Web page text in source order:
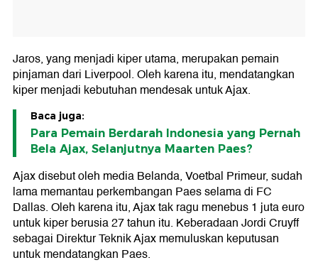
Jaros, yang menjadi kiper utama, merupakan pemain
pinjaman dari Liverpool. Oleh karena itu, mendatangkan
kiper menjadi kebutuhan mendesak untuk Ajax.
Baca juga:
Para Pemain Berdarah Indonesia yang Pernah
Bela Ajax, Selanjutnya Maarten Paes?
Ajax disebut oleh media Belanda, Voetbal Primeur, sudah
lama memantau perkembangan Paes selama di FC
Dallas. Oleh karena itu, Ajax tak ragu menebus 1 juta euro
untuk kiper berusia 27 tahun itu. Keberadaan Jordi Cruyff
sebagai Direktur Teknik Ajax memuluskan keputusan
untuk mendatangkan Paes.